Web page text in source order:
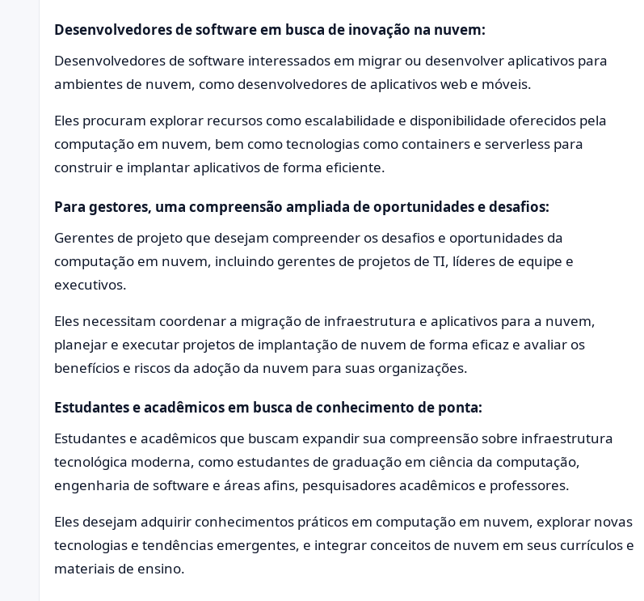
Desenvolvedores de software em busca de inovação na nuvem:
Desenvolvedores de software interessados em migrar ou desenvolver aplicativos para
ambientes de nuvem, como desenvolvedores de aplicativos web e móveis.
Eles procuram explorar recursos como escalabilidade e disponibilidade oferecidos pela
computação em nuvem, bem como tecnologias como containers e serverless para
construir e implantar aplicativos de forma eficiente.
Para gestores, uma compreensão ampliada de oportunidades e desafios:
Gerentes de projeto que desejam compreender os desafios e oportunidades da
computação em nuvem, incluindo gerentes de projetos de TI, líderes de equipe e
executivos.
Eles necessitam coordenar a migração de infraestrutura e aplicativos para a nuvem,
planejar e executar projetos de implantação de nuvem de forma eficaz e avaliar os
benefícios e riscos da adoção da nuvem para suas organizações.
Estudantes e acadêmicos em busca de conhecimento de ponta:
Estudantes e acadêmicos que buscam expandir sua compreensão sobre infraestrutura
tecnológica moderna, como estudantes de graduação em ciência da computação,
engenharia de software e áreas afins, pesquisadores acadêmicos e professores.
Eles desejam adquirir conhecimentos práticos em computação em nuvem, explorar novas
tecnologias e tendências emergentes, e integrar conceitos de nuvem em seus currículos e
materiais de ensino.